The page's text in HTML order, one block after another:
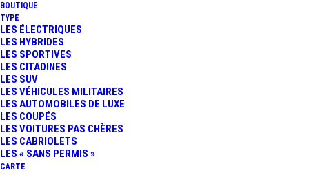
BOUTIQUE
TYPE
LES ÉLECTRIQUES
LES HYBRIDES
LES SPORTIVES
LES CITADINES
LES SUV
LES VÉHICULES MILITAIRES
LES AUTOMOBILES DE LUXE
LES COUPÉS
LES VOITURES PAS CHÈRES
LES CABRIOLETS
LES « SANS PERMIS »
CARTE
CITROËN MY AMI BUGGY
: 9 790 € NEUF ET DÉJÀ
REVENDU 24 900 € SUR
LEBONCOIN